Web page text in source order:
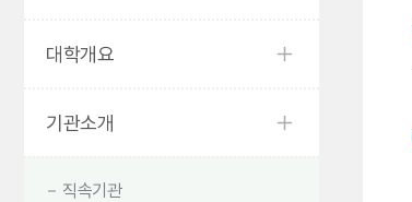
대학개요
기관소개
직속기관